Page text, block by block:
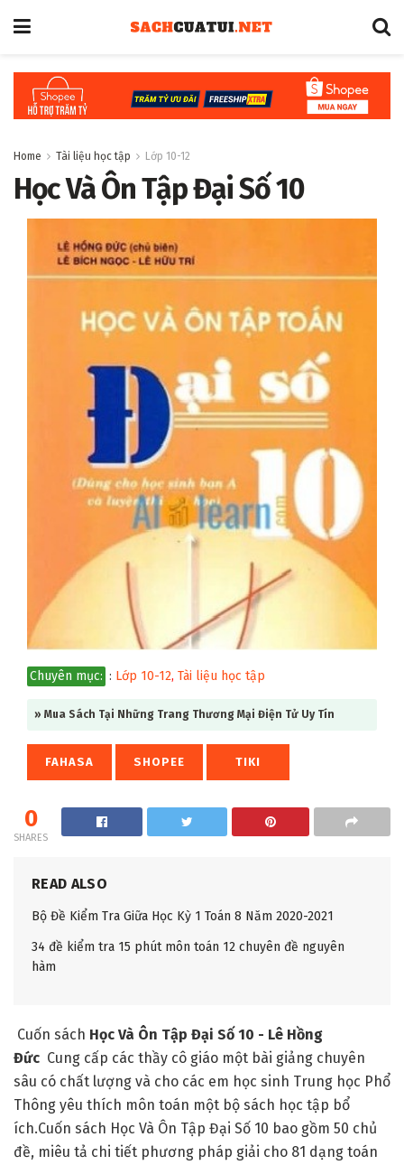
Home Tài liệu học tập Lớp 10-12
Học Và Ôn Tập Đại Số 10
Chuyên mục: : Lớp 10-12, Tài liệu học tập
» Mua Sách Tại Những Trang Thương Mại Điện Tử Uy Tín
FAHASA SHOPEE TIKI
0
SHARES
READ ALSO
Bộ Đề Kiểm Tra Giữa Học Kỳ 1 Toán 8 Năm 2020-2021
34 đề kiểm tra 15 phút môn toán 12 chuyên đề nguyên
hàm
Cuốn sách Học Và Ôn Tập Đại Số 10 - Lê Hồng
Đức Cung cấp các thầy cô giáo một bài giảng chuyên
sâu có chất lượng và cho các em học sinh Trung học Phổ
Thông yêu thích môn toán một bộ sách học tập bổ
ích.Cuốn sách Học Và Ôn Tập Đại Số 10 bao gồm 50 chủ
đề, miêu tả chi tiết phương pháp giải cho 81 dạng toán